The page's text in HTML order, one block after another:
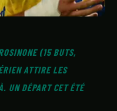
(15 BUTS,
ATTIRE LES
UN DÉPART CET ÉTÉ